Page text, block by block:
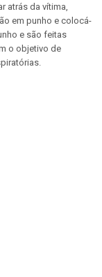
atrás da vítima,
em punho e colocá-
e são feitas
o objetivo de